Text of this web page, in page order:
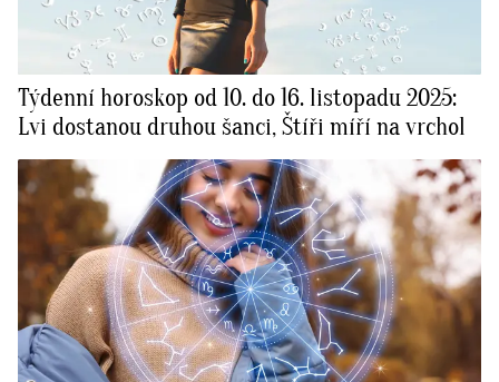
Týdenní horoskop od 10. do 16. listopadu 2025:
Lvi dostanou druhou šanci, Štíři míří na vrchol